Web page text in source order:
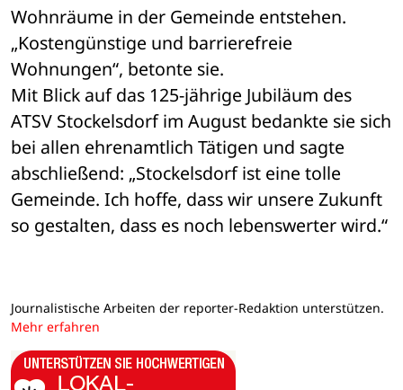
Wohnräume in der Gemeinde entstehen.
„Kostengünstige und barrierefreie
Wohnungen“, betonte sie.
Mit Blick auf das 125-jährige Jubiläum des
ATSV Stockelsdorf im August bedankte sie sich
bei allen ehrenamtlich Tätigen und sagte
abschließend: „Stockels­dorf ist eine tolle
Gemeinde. Ich hoffe, dass wir unsere Zukunft
so gestalten, dass es noch lebenswerter wird.“
Journalistische Arbeiten der reporter-Redaktion unterstützen.
Mehr erfahren